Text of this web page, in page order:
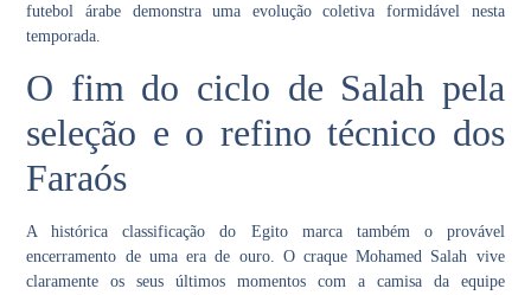
futebol árabe demonstra uma evolução coletiva formidável nesta
temporada.
O fim do ciclo de Salah pela
seleção e o refino técnico dos
Faraós
A histórica classificação do Egito marca também o provável
encerramento de uma era de ouro. O craque Mohamed Salah vive
claramente os seus últimos momentos com a camisa da equipe